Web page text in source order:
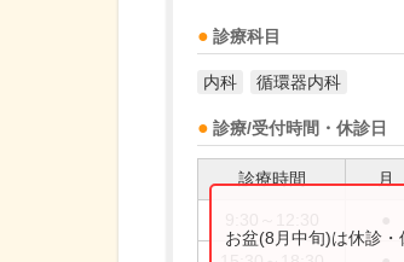
診療科目
内科 循環器内科
診療/受付時間・休診日
診療時間 月
お盆(8月中旬)は休診・